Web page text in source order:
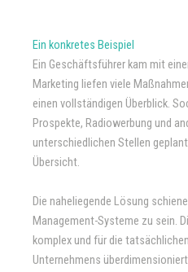
Ein konkretes Beispiel
Ein Geschäftsführer kam mit
Marketing liefen viele
einen vollständigen Überblick.
Prospekte, Radiowerbung und
unterschiedlichen Stellen
Übersicht.
Die naheliegende Lösung
Management-Systeme zu sein.
komplex und für die
Unternehmens überdimensioniert.